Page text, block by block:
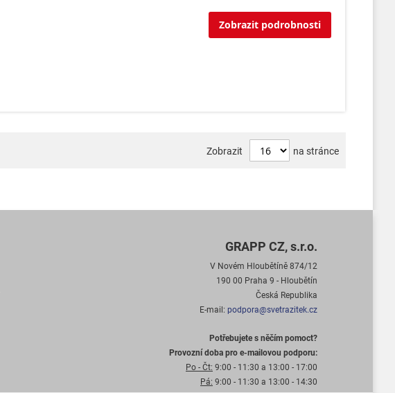
Zobrazit podrobnosti
Zobrazit na stránce
GRAPP CZ, s.r.o.
V Novém Hloubětíně 874/12
190 00 Praha 9 - Hloubětín
Česká Republika
E-mail: podpora@svetrazitek.cz
Potřebujete s něčím pomoct?
Provozní doba pro e-mailovou podporu:
Po - Čt: 9:00 - 11:30 a 13:00 - 17:00
Pá: 9:00 - 11:30 a 13:00 - 14:30